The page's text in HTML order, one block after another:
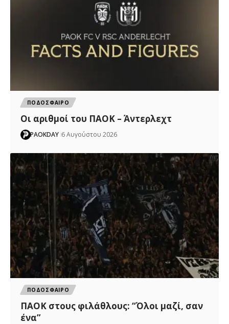
ΠΟΔΟΣΦΑΙΡΟ
Oι αριθμοί του ΠΑΟΚ – Άντερλεχτ
PAOKDAY 6 Αυγούστου 2026
ΠΟΔΟΣΦΑΙΡΟ
ΠΑΟΚ στους φιλάθλους: “Όλοι μαζί, σαν
ένα”